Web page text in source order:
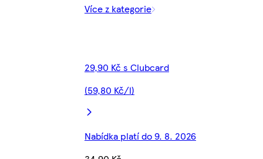
Více z kategorie
29,90 Kč s Clubcard
(59,80 Kč/l)
Nabídka platí do 9. 8. 2026